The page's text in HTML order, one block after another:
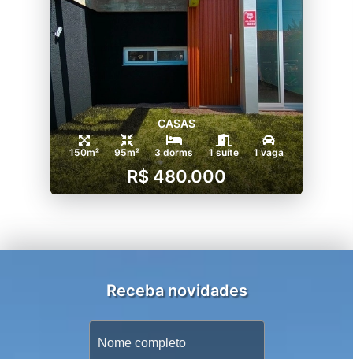
CASAS
150m² 95m² 3 dorms 1 suíte 1 vaga
R$ 480.000
Receba novidades